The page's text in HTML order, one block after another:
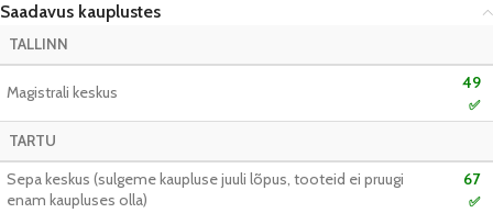
Saadavus kauplustes
TALLINN
Magistrali keskus 49
✅
TARTU
Sepa keskus (sulgeme kaupluse juuli lõpus, tooteid ei pruugi
enam kaupluses olla)
67
✅